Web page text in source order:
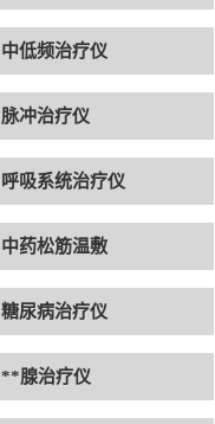
中低频治疗仪
脉冲治疗仪
呼吸系统治疗仪
中药松筋温敷
糖尿病治疗仪
**腺治疗仪